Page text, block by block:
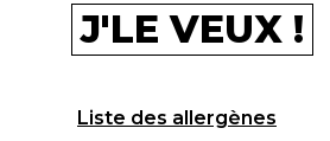
J'LE VEUX !
Liste des allergènes